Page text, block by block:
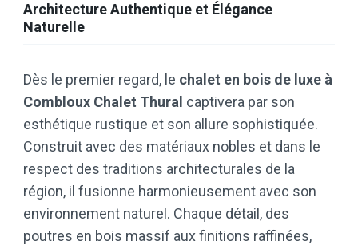
Architecture Authentique et Élégance
Naturelle
Dès le premier regard, le chalet en bois de luxe à
Combloux Chalet Thural captivera par son
esthétique rustique et son allure sophistiquée.
Construit avec des matériaux nobles et dans le
respect des traditions architecturales de la
région, il fusionne harmonieusement avec son
environnement naturel. Chaque détail, des
poutres en bois massif aux finitions raffinées,